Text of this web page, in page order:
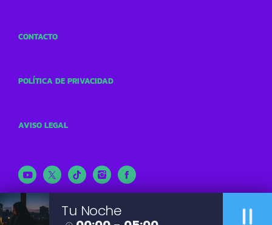
Tu Noche pause
CONTACTO
POLÍTICA DE PRIVACIDAD
AVISO LEGAL